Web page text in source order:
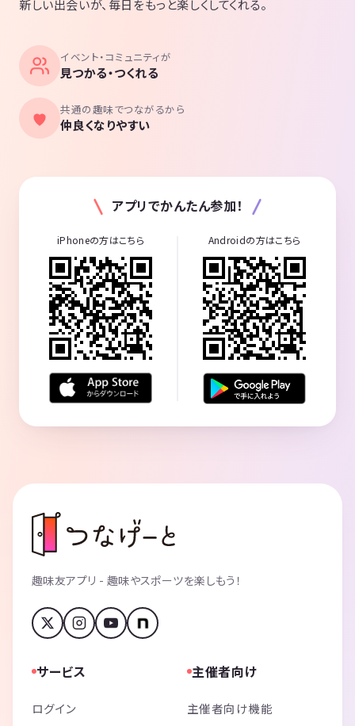
新しい出会いが、毎日をもっと楽しくしてくれる。
イベント・コミュニティが
見つかる・つくれる
共通の趣味でつながるから
仲良くなりやすい
アプリでかんたん参加！
iPhoneの方はこちら Androidの方はこちら
趣味友アプリ - 趣味やスポーツを楽しもう！
サービス
ログイン
主催者向け
主催者向け機能